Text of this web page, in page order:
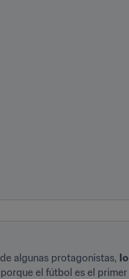
algunas protagonistas, lo
el fútbol es el primer